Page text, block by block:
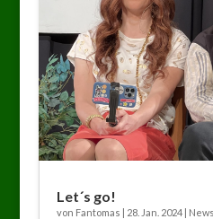
Let´s go!
von Fantomas | 28. Jan. 2024| News